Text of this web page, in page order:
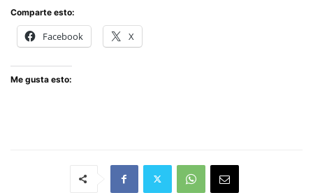
Comparte esto:
Facebook X
Me gusta esto: